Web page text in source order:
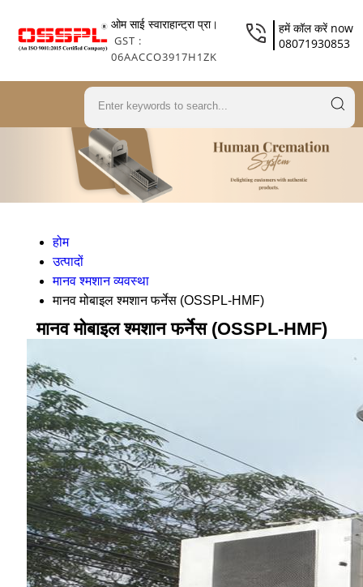
ओम साई स्वाराहान्ट्रा प्रा।
GST :
06AACCO3917H1ZK
हमें कॉल करें now
08071930853
होम
उत्पादों
मानव श्मशान व्यवस्था
मानव मोबाइल श्मशान फर्नेस (OSSPL-HMF)
मानव मोबाइल श्मशान फर्नेस (OSSPL-HMF)